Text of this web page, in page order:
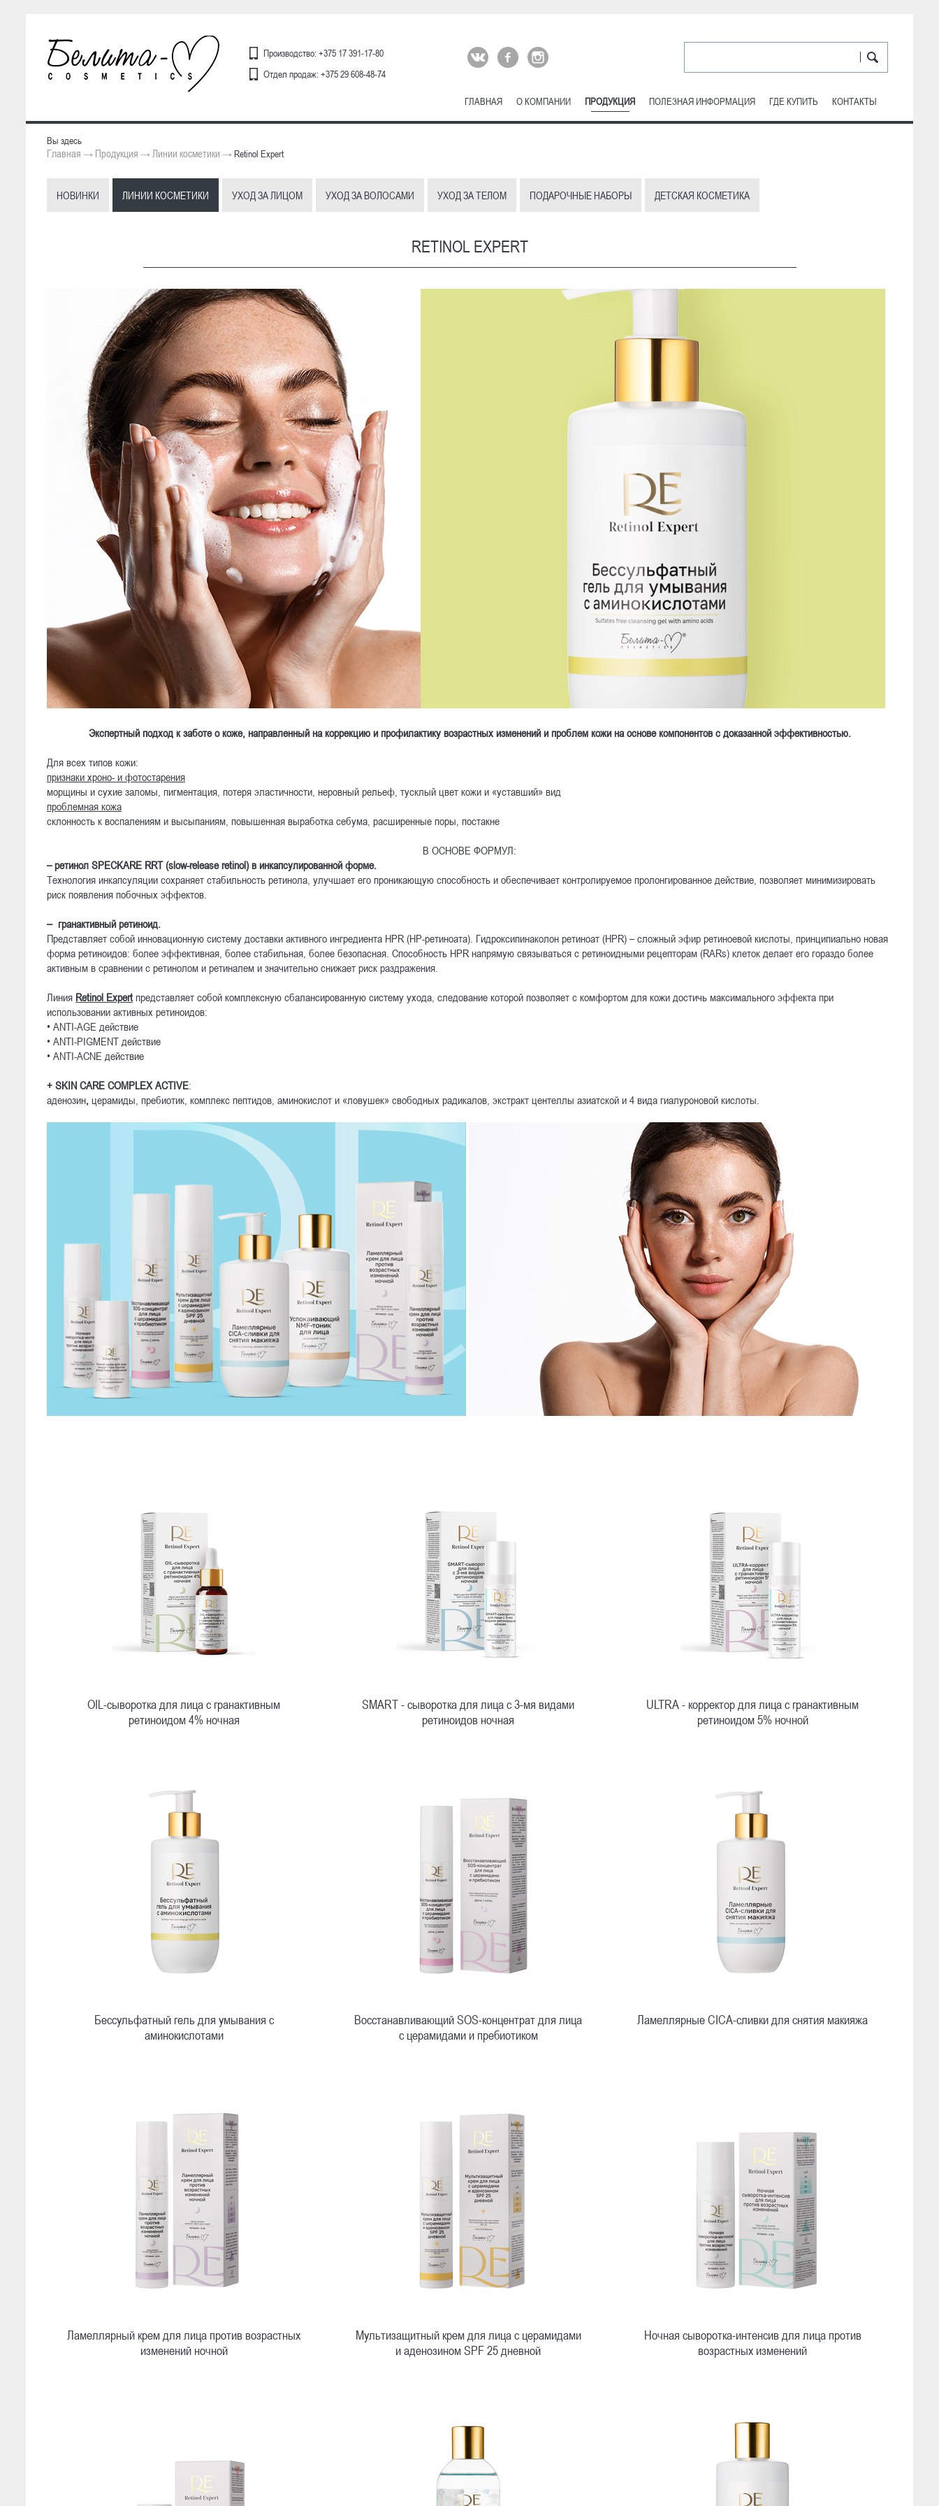
Производство: +375 17 391-17-80
Отдел продаж: +375 29 608-48-74
ГЛАВНАЯ О КОМПАНИИ ПРОДУКЦИЯ ПОЛЕЗНАЯ ИНФОРМАЦИЯ ГДЕ КУПИТЬ КОНТАКТЫ
Вы здесь
Главная → Продукция →Линии косметики →Retinol Expert
НОВИНКИ ЛИНИИ КОСМЕТИКИ УХОД ЗА ЛИЦОМ УХОД ЗА ВОЛОСАМИ УХОД ЗА ТЕЛОМ ПОДАРОЧНЫЕ НАБОРЫ ДЕТСКАЯ КОСМЕТИКА
RETINOL EXPERT
Экспертный подход к заботе о коже, направленный на коррекцию и профилактику возрастных изменений и проблем кожи на основе компонентов с доказанной эффективностью.
Для всех типов кожи:
признаки хроно- и фотостарения
морщины и сухие заломы, пигментация, потеря эластичности, неровный рельеф, тусклый цвет кожи и «уставший» вид
проблемная кожа
склонность к воспалениям и высыпаниям, повышенная выработка себума, расширенные поры, постакне
В ОСНОВЕ ФОРМУЛ:
– ретинол SPECKARE RRT(slow-release retinol) в инкапсулированной форме.
Технология инкапсуляции сохраняет стабильность ретинола, улучшает его проникающую способность и обеспечивает контролируемое пролонгированное действие, позволяет минимизировать
риск появления побочных эффектов.
– гранактивный ретиноид.
Представляет собой инновационную систему доставки активного ингредиента HPR (HP-ретиноата). Гидроксипинаколон ретиноат (HPR) – сложный эфир ретиноевой кислоты, принципиально новая
форма ретиноидов: более эффективная, более стабильная, более безопасная. Способность HPR напрямую связываться с ретиноидными рецепторам (RARs) клеток делает его гораздо более
активным в сравнении с ретинолом и ретиналем и значительно снижает риск раздражения.
Линия Retinol Expertпредставляет собой комплексную сбалансированную систему ухода, следование которой позволяет с комфортом для кожи достичь максимального эффекта при
использовании активных ретиноидов:
• ANTI-AGE действие
• ANTI-PIGMENT действие
• ANTI-ACNE действие
+ SKIN CARE COMPLEX ACTIVE:
аденозин, церамиды, пребиотик, комплекс пептидов, аминокислот и «ловушек» свободных радикалов, экстракт центеллы азиатской и 4 вида гиалуроновой кислоты.
Быстрый просмотр
OIL-сыворотка для лица с гранактивным
ретиноидом 4% ночная
SMART - сыворотка для лица с 3-мя видами
ретиноидов ночная
Быстрый просмотр
ULTRA - корректор для лица с гранактивным
ретиноидом 5% ночной
Быстрый просмотр
Бессульфатный гель для умывания с
аминокислотами
Восстанавливающий SOS-концентрат для лица
с церамидами и пребиотиком
Ламеллярные CICA-сливки для снятия макияжа
Ламеллярный крем для лица против возрастных
изменений ночной
Быстрый просмотр
Мультизащитный крем для лица с церамидами
и аденозином SPF 25 дневной
Быстрый просмотр
Ночная сыворотка-интенсив для лица против
возрастных изменений